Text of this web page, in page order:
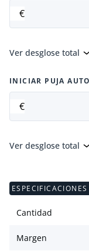
€
Ver desglose total
INICIAR PUJA
€
Ver desglose total
Cantidad
Margen